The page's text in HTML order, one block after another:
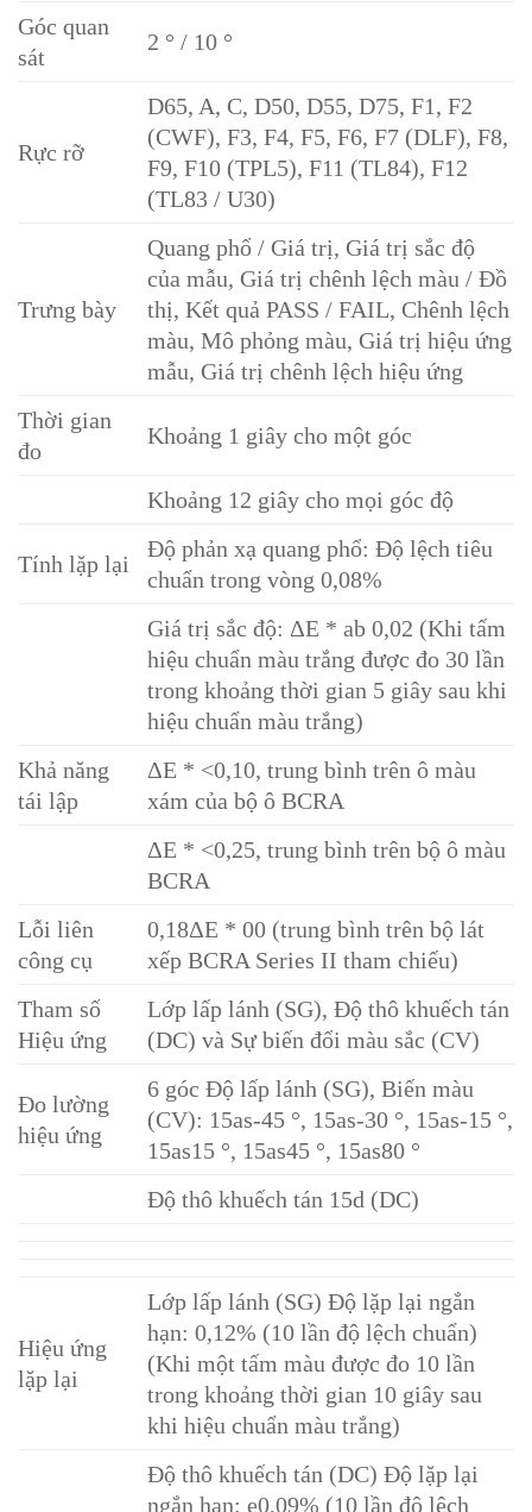
Góc quan
sát
2 ° / 10 °
Rực rỡ
D65, A, C, D50, D55, D75, F1, F2
(CWF), F3, F4, F5, F6, F7 (DLF), F8,
F9, F10 (TPL5), F11 (TL84), F12
(TL83 / U30)
Trưng bày
Quang phổ / Giá trị, Giá trị sắc độ
của mẫu, Giá trị chênh lệch màu / Đồ
thị, Kết quả PASS / FAIL, Chênh lệch
màu, Mô phỏng màu, Giá trị hiệu ứng
mẫu, Giá trị chênh lệch hiệu ứng
Thời gian
đo
Khoảng 1 giây cho một góc
Khoảng 12 giây cho mọi góc độ
Tính lặp lại
Độ phản xạ quang phổ: Độ lệch tiêu
chuẩn trong vòng 0,08%
Giá trị sắc độ: ΔE * ab 0,02 (Khi tấm
hiệu chuẩn màu trắng được đo 30 lần
trong khoảng thời gian 5 giây sau khi
hiệu chuẩn màu trắng)
Khả năng
tái lập
ΔE * <0,10, trung bình trên ô màu
xám của bộ ô BCRA
ΔE * <0,25, trung bình trên bộ ô màu
BCRA
Lỗi liên
công cụ
0,18ΔE * 00 (trung bình trên bộ lát
xếp BCRA Series II tham chiếu)
Tham số
Hiệu ứng
Lớp lấp lánh (SG), Độ thô khuếch tán
(DC) và Sự biến đổi màu sắc (CV)
Đo lường
hiệu ứng
6 góc Độ lấp lánh (SG), Biến màu
(CV): 15as-45 °, 15as-30 °, 15as-15 °,
15as15 °, 15as45 °, 15as80 °
Độ thô khuếch tán 15d (DC)
Hiệu ứng
lặp lại
Lớp lấp lánh (SG) Độ lặp lại ngắn
hạn: 0,12% (10 lần độ lệch chuẩn)
(Khi một tấm màu được đo 10 lần
trong khoảng thời gian 10 giây sau
khi hiệu chuẩn màu trắng)
Độ thô khuếch tán (DC) Độ lặp lại
ngắn hạn: e0,09% (10 lần độ lệch